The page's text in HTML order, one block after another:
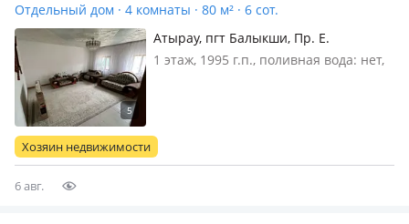
Отдельный дом · 4 комнаты · 80 м² · 6 сот.
Атырау, пгт Балыкши, Пр. Е.
Жазыкбаева 28 — Балыкшы
1 этаж, 1995 г.п., поливная вода: нет,
орналасқан қазақ үй. қыста жылы,
жазда салқын. тып тыныш район.
Хозяин недвижимости
6 авг.